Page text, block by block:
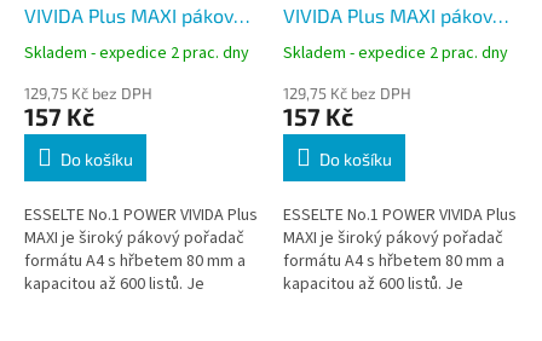
VIVIDA Plus MAXI pákový
pořadač A4, 80 mm,
červený, PP
Skladem - expedice 2 prac. dny
129,75 Kč bez DPH
157 Kč
Do košíku
ESSELTE No.1 POWER VIVIDA Plus
MAXI je široký pákový pořadač
formátu A4 s hřbetem 80 mm a
kapacitou až 600 listů. Je
VIVIDA Plus MAXI pákový
pořadač A4, 80 mm,
Skladem - expedice 2 prac. dny
129,75 Kč bez DPH
157 Kč
Do košíku
ESSELTE No.1 POWER VIVIDA Plus
MAXI je široký pákový pořadač
formátu A4 s hřbetem 80 mm a
kapacitou až 600 listů. Je